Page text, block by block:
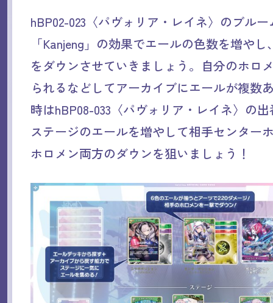
hBP02-023〈パヴォリア・レイネ〉のブル
「Kanjeng」の効果でエールの色数を増や
をダウンさせていきましょう。自分のホロ
られるなどしてアーカイブにエールが複数
時はhBP08-033〈パヴォリア・レイネ〉の
ステージのエールを増やして相手センター
ホロメン両方のダウンを狙いましょう！